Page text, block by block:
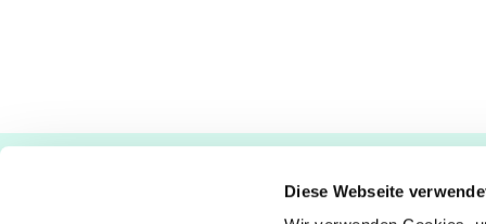
Diese Webseite
Ev.-luth. Kirchengemeinde Paderborn
Bastfelder Weg 30 - 33098 Paderborn